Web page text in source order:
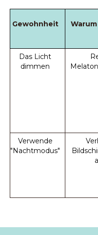
Gewohnheit
Das Licht
dimmen
Verwende
"Nachtmodus"